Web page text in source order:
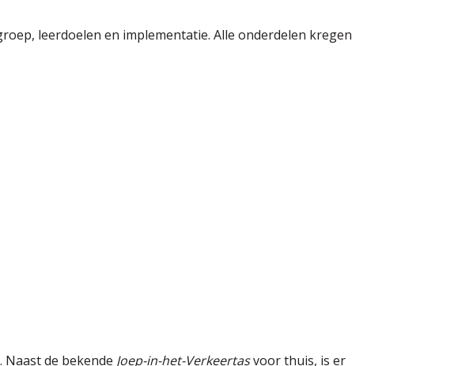
leerdoelen en implementatie. Alle onderdelen kregen
. Naast de bekende Joep-in-het-Verkeertasvoor thuis, is er